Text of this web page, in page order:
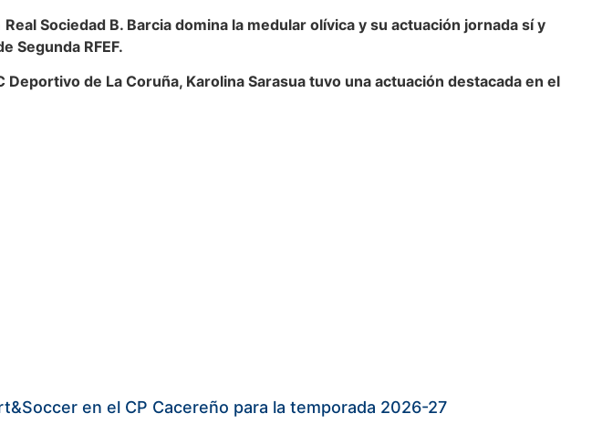
Real Sociedad B. Barcia domina la medular olívica y su actuación jornada sí y
Segunda RFEF.
Deportivo de La Coruña, Karolina Sarasua tuvo una actuación destacada en el
en el CP Cacereño para la temporada 2026-27